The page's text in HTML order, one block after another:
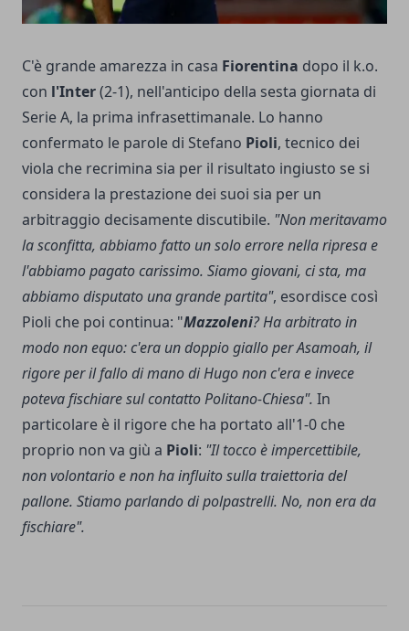
C'è grande amarezza in casa Fiorentina dopo il k.o.
con l'Inter(2-1), nell'anticipo della sesta giornata di
Serie A, la prima infrasettimanale. Lo hanno
confermato le parole di Stefano Pioli, tecnico dei
viola che recrimina sia per il risultato ingiusto se si
considera la prestazione dei suoi sia per un
arbitraggio decisamente discutibile. "Non meritavamo
la sconfitta, abbiamo fatto un solo errore nella ripresa e
l'abbiamo pagato carissimo. Siamo giovani, ci sta, ma
abbiamo disputato una grande partita", esordisce così
Pioli che poi continua: "Mazzoleni? Ha arbitrato in
modo non equo: c'era un doppio giallo per Asamoah, il
rigore per il fallo di mano di Hugo non c'era e invece
poteva fischiare sul contatto Politano-Chiesa". In
particolare è il rigore che ha portato all'1-0 che
proprio non va giù a Pioli: "Il tocco è impercettibile,
non volontario e non ha influito sulla traiettoria del
pallone. Stiamo parlando di polpastrelli. No, non era da
fischiare".